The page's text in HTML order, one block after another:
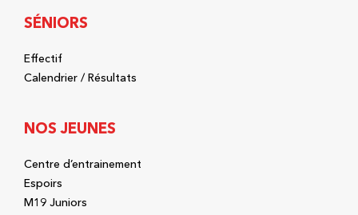
SÉNIORS
Effectif
Calendrier / Résultats
NOS JEUNES
Centre d’entrainement
Espoirs
M19 Juniors